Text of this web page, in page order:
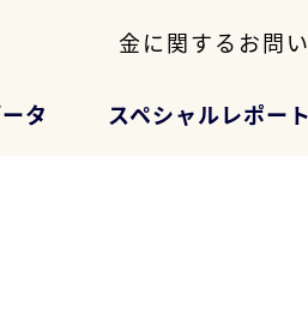
金に関するお問
タ スペシャルレポート